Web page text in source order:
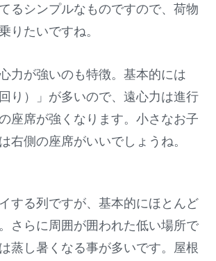
るシンプルなものですので、荷物
りたいですね。
力が強いのも特徴。基本的には
り）」が多いので、遠心力は進行
座席が強くなります。小さなお子
右側の座席がいいでしょうね。
する列ですが、基本的にほとんど
さらに周囲が囲われた低い場所で
蒸し暑くなる事が多いです。屋根